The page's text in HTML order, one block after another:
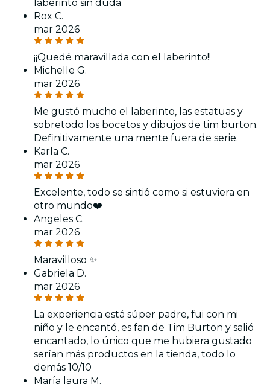
laberinto sin duda
Rox C.
mar 2026
¡¡Quedé maravillada con el laberinto!!
Michelle G.
mar 2026
Me gustó mucho el laberinto, las estatuas y
sobretodo los bocetos y dibujos de tim burton.
Definitivamente una mente fuera de serie.
Karla C.
mar 2026
Excelente, todo se sintió como si estuviera en
otro mundo❤️
Angeles C.
mar 2026
Maravilloso ✨
Gabriela D.
mar 2026
La experiencia está súper padre, fui con mi
niño y le encantó, es fan de Tim Burton y salió
encantado, lo único que me hubiera gustado
serían más productos en la tienda, todo lo
demás 10/10
María laura M.